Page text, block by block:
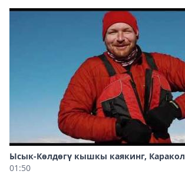
Ысык-Көлдөгү кышкы каякинг, Каракол
01:50